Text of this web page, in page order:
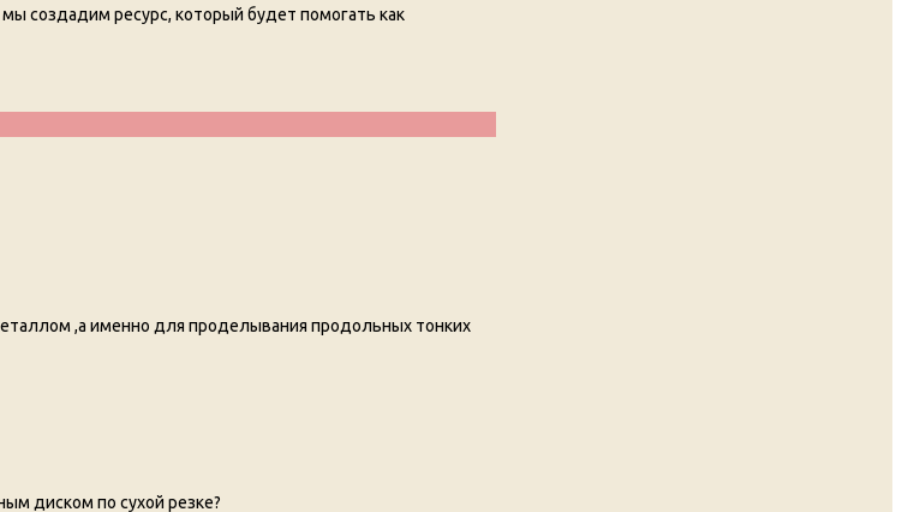
создадим ресурс, который будет помогать как
,а именно для проделывания продольных тонких
диском по сухой резке?